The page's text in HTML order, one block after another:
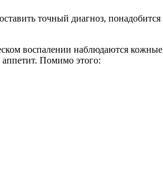
точный диагноз, понадобится
воспалении наблюдаются
аппетит. Помимо этого: